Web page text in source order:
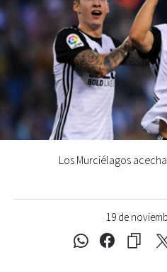
19 de
Los Murciélagos